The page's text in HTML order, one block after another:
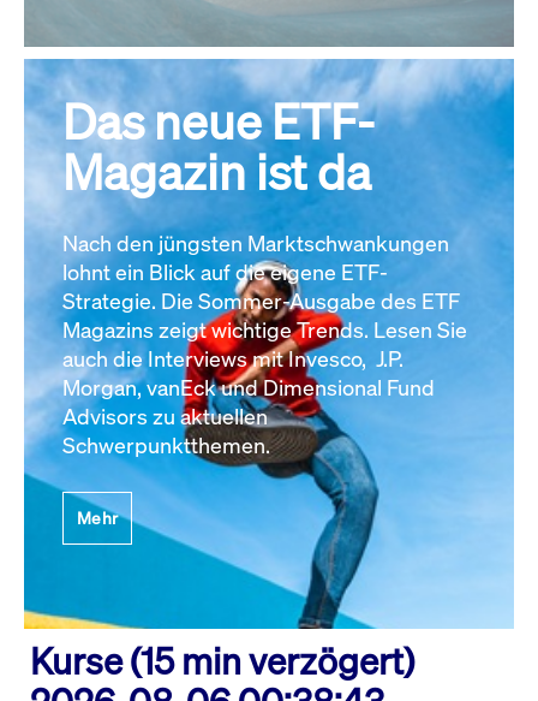
Alle Events
Das neue ETF-
Magazin ist da
Nach den jüngsten Marktschwankungen
lohnt ein Blick auf die eigene ETF-
Strategie. Die Sommer-Ausgabe des ETF
Magazins zeigt wichtige Trends. Lesen Sie
auch die Interviews mit Invesco, J.P.
Morgan, vanEck und Dimensional Fund
Advisors zu aktuellen
Schwerpunktthemen.
Mehr
Kurse (15 min verzögert)